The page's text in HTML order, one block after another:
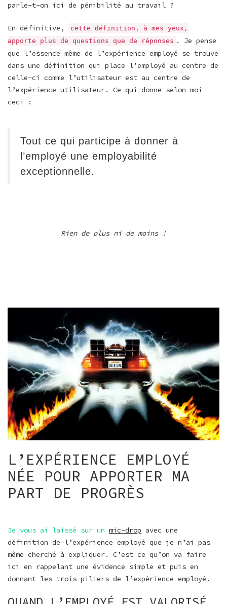
parle-t-on ici de pénibilité au travail ?
En définitive,
cette définition, à mes yeux,
apporte plus de questions que de réponses . Je pense
que l’essence même de l’expérience employé se trouve
dans une définition qui place l’employé au centre de
celle-ci comme l’utilisateur est au centre de
l’expérience utilisateur. Ce qui donne selon moi
ceci :
Tout ce qui participe à donner à
l’employé une employabilité
exceptionnelle.
Rien de plus ni de moins !
L’EXPÉRIENCE EMPLOYÉ
NÉE POUR APPORTER MA
PART DE PROGRÈS
Je vous ai laissé sur un mic-drop avec une
définition de l’expérience employé que je n’ai pas
même cherché à expliquer. C’est ce qu’on va faire
ici en rappelant une évidence simple et puis en
donnant les trois piliers de l’expérience employé.